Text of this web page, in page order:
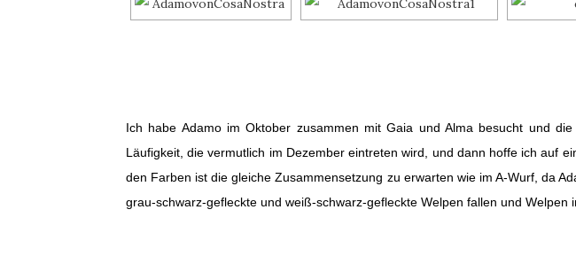
Ich habe Adamo im Oktober zusammen mit Gaia und Alma besucht und
Läufigkeit, die vermutlich im Dezember eintreten wird, und dann hoffe ich auf
den Farben ist die gleiche Zusammensetzung zu erwarten wie im A-Wurf, da
grau-schwarz-gefleckte und weiß-schwarz-gefleckte Welpen fallen und Welpen